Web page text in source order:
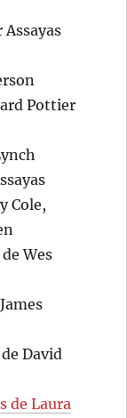
Pottier
Cole,
Wes
David
de Laura